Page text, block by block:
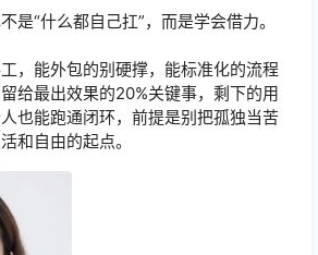
是“什么都自己扛”，而是学会借力。
，能外包的别硬撑，能标准化的流程
给最出效果的20%关键事，剩下的用
也能跑通闭环，前提是别把孤独当苦
和自由的起点。